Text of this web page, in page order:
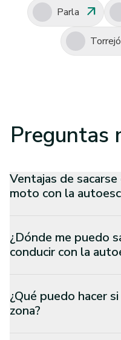
Parla arrow_outward
Preguntas
Ventajas de
moto con la
¿Dónde me puedo
conducir con la
¿Qué puedo hacer
zona?